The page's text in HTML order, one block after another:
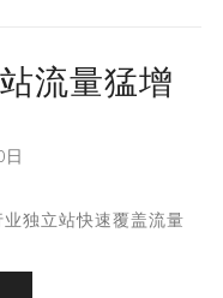
流量猛增
独立站快速覆盖流量